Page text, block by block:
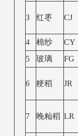
3 红枣 CJ
4
棉纱 CY
5
玻璃 FG
6 粳稻 JR
7 晚籼稻 LR